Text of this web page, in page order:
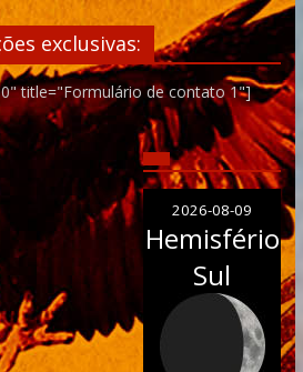
exclusivas:
title="Formulário de contato 1"]
2026-08-09
Hemisfério
Sul